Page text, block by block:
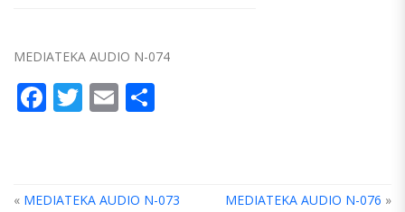
MEDIATEKA AUDIO N-074
Facebook
Twitter
Email
« MEDIATEKA AUDIO N-073 MEDIATEKA AUDIO N-076 »